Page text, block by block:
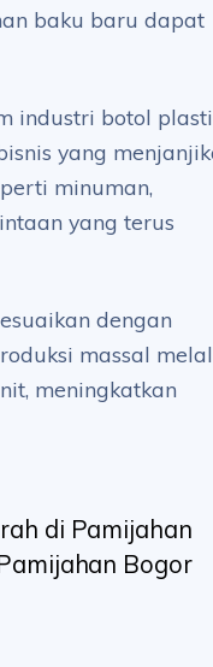
baku baru dapat
industri botol
yang
minuman,
yang terus
dengan
massal
meningkatkan
di Pamijahan
Bogor